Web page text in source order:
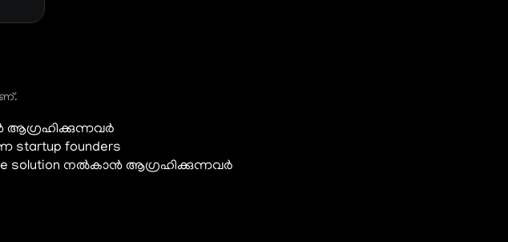
ആഗ്രഹിക്കുന്നവർ
startup founders
solution നല്‍കാൻ ആഗ്രഹിക്കുന്നവർ